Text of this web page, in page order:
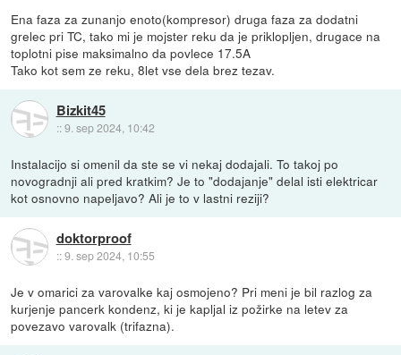
Ena faza za zunanjo enoto(kompresor) druga faza za dodatni
grelec pri TC, tako mi je mojster reku da je priklopljen, drugace na
toplotni pise maksimalno da povlece 17.5A
Tako kot sem ze reku, 8let vse dela brez tezav.
Bizkit45
::9. sep 2024, 10:42
Instalacijo si omenil da ste se vi nekaj dodajali. To takoj po
novogradnji ali pred kratkim? Je to "dodajanje" delal isti elektricar
kot osnovno napeljavo? Ali je to v lastni reziji?
doktorproof
::9. sep 2024, 10:55
Je v omarici za varovalke kaj osmojeno? Pri meni je bil razlog za
kurjenje pancerk kondenz, ki je kapljal iz požirke na letev za
povezavo varovalk (trifazna).